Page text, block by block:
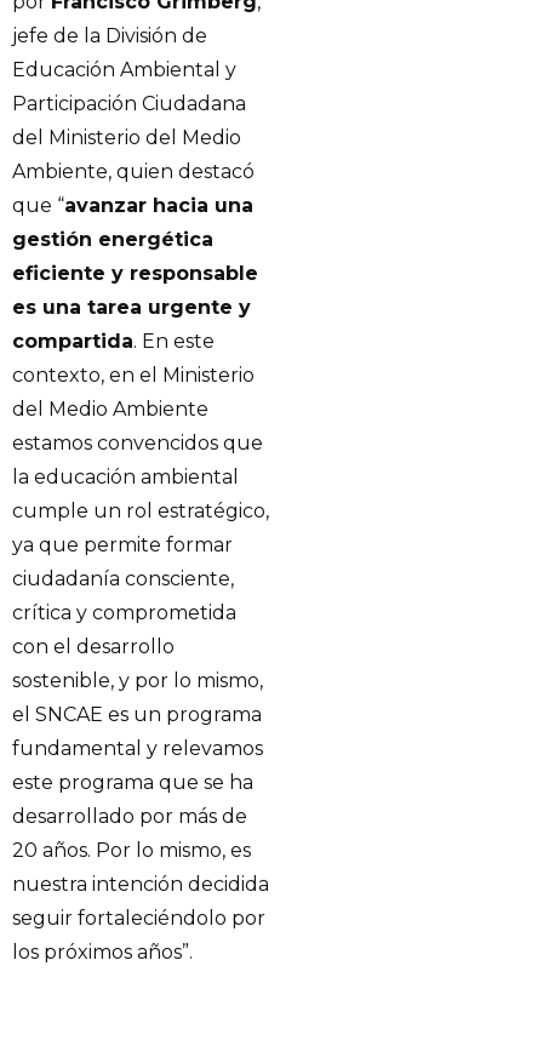
jefe de la División de
Educación Ambiental y
Participación Ciudadana
del Ministerio del Medio
Ambiente, quien destacó
que “avanzar hacia una
gestión energética
eficiente y responsable
es una tarea urgente y
compartida. En este
contexto, en el Ministerio
del Medio Ambiente
estamos convencidos que
la educación ambiental
cumple un rol estratégico,
ya que permite formar
ciudadanía consciente,
crítica y comprometida
con el desarrollo
sostenible, y por lo mismo,
el SNCAE es un programa
fundamental y relevamos
este programa que se ha
desarrollado por más de
20 años. Por lo mismo, es
nuestra intención decidida
seguir fortaleciéndolo por
los próximos años”.